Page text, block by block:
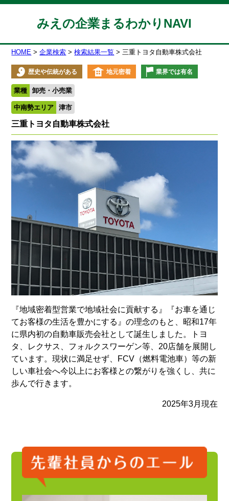
みえの企業まるわかりNAVI
HOME 企業検索 検索結果一覧 三重トヨタ自動車株式会社
歴史や伝統がある 地元密着 業界では有名
業種 卸売・小売業
中南勢エリア 津市
三重トヨタ自動車株式会社
『地域密着型営業で地域社会に貢献する』『お車を通じ
てお客様の生活を豊かにする』の理念のもと、昭和17年
に県内初の自動車販売会社として誕生しました。トヨ
タ、レクサス、フォルクスワーゲン等、20店舗を展開し
ています。現状に満足せず、FCV（燃料電池車）等の新
しい車社会へ今以上にお客様との繋がりを強くし、共に
歩んで行きます。
2025年3月現在